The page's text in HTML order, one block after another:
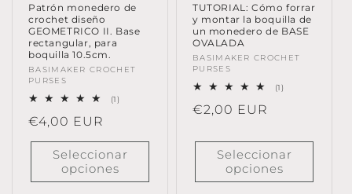
Patrón monedero de
crochet diseño
GEOMETRICO II. Base
rectangular, para
boquilla 10.5cm.
Proveedor:
BASIMAKER CROCHET
PURSES
(1)
Precio
habitual
€4,00 EUR
Seleccionar
opciones
TUTORIAL: Cómo forrar
y montar la boquilla de
un monedero de BASE
OVALADA
Proveedor:
BASIMAKER CROCHET
PURSES
(1)
Precio
€2,00 EUR
Seleccionar
opciones